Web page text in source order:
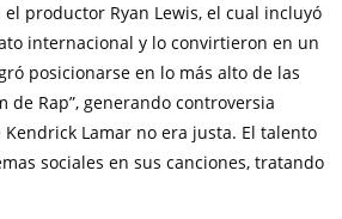
productor Ryan Lewis, el cual incluyó
internacional y lo convirtieron en un
posicionarse en lo más alto de las
Rap”, generando controversia
Lamar no era justa. El talento
sociales en sus canciones, tratando